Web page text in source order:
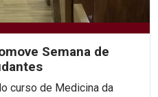
Semana de
curso de Medicina da